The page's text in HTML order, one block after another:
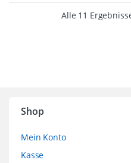
Alle 11
Shop
Mein Konto
Kasse